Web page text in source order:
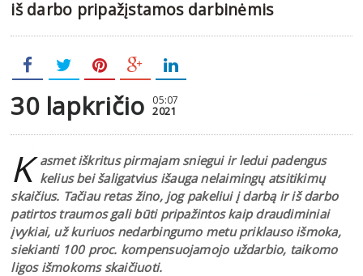
iš darbo pripažįstamos darbinėmis
30 lapkričio 05:07
2021
K asmet iškritus pirmajam sniegui ir ledui padengus
kelius bei šaligatvius išauga nelaimingų atsitikimų
skaičius. Tačiau retas žino, jog pakeliui į darbą ir iš darbo
patirtos traumos gali būti pripažintos kaip draudiminiai
įvykiai, už kuriuos nedarbingumo metu priklauso išmoka,
siekianti 100 proc. kompensuojamojo uždarbio, taikomo
ligos išmokoms skaičiuoti.